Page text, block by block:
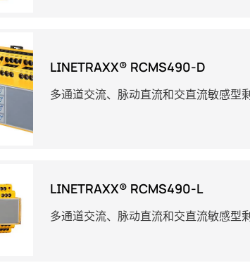
LINETRAXX® RCMS490-D
多通道交流、脉动直流和交直流敏感型
LINETRAXX® RCMS490-L
多通道交流、脉动直流和交直流敏感型